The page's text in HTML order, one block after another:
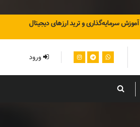
آموزش سرمایه‌گذاری و ترید ارزهای دیجیتال
ورود